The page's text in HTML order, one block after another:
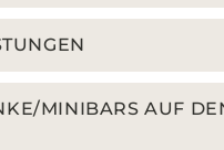
MINIBARS AUF